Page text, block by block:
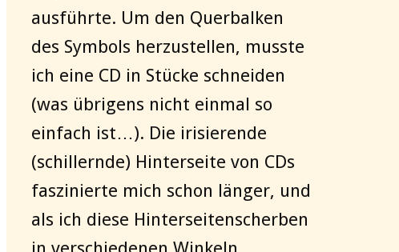
ausführte. Um den Querbalken
des Symbols herzustellen, musste
ich eine CD in Stücke schneiden
(was übrigens nicht einmal so
einfach ist…). Die irisierende
(schillernde) Hinterseite von CDs
faszinierte mich schon länger, und
als ich diese Hinterseitenscherben
in verschiedenen Winkeln